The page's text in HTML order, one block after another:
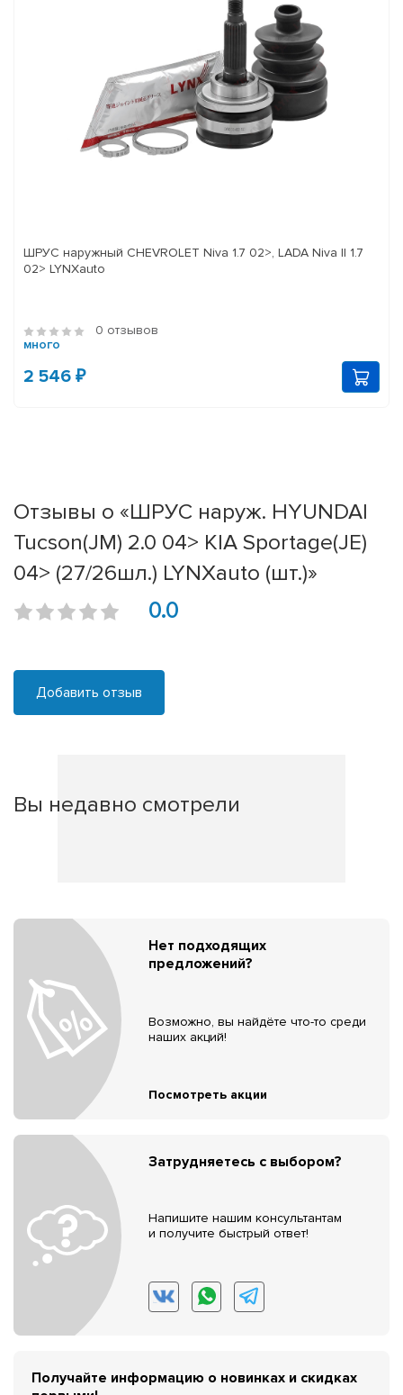
ШРУС наружный CHEVROLET Niva 1.7 02>, LADA Niva II 1.7
02> LYNXauto
0 отзывов
много
2 546 ₽
Отзывы о «ШРУС наруж. HYUNDAI
Tucson(JM) 2.0 04> KIA Sportage(JE)
04> (27/26шл.) LYNXauto (шт.)»
0.0
Добавить отзыв
Вы недавно смотрели
Нет подходящих
предложений?
Возможно, вы найдёте что-то среди
наших акций!
Посмотреть акции
Затрудняетесь с выбором?
Напишите нашим консультантам
и получите быстрый ответ!
Получайте информацию о новинках и скидках